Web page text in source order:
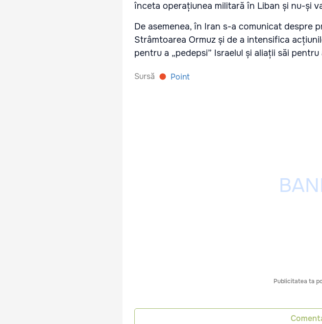
înceta operațiunea militară în Liban și nu-și
De asemenea, în Iran s-a comunicat despre
Strâmtoarea Ormuz și de a intensifica
pentru a „pedepsi” Israelul și aliații săi
Sursă Point
Publicitatea ta